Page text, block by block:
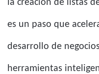
la creación de listas
es un paso que
desarrollo de
herramientas